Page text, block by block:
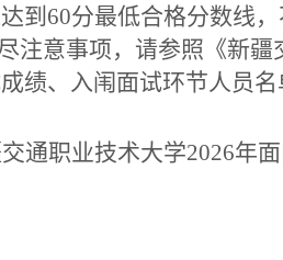
到60分最低合格分数线，
注意事项，请参照《新
绩、入闱面试环节人员名
通职业技术大学2026年